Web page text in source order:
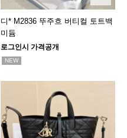
디* M2836 뚜주흐 버티컬 토트백
미듐
로그인시 가격공개
NEW